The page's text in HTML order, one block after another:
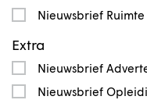
Nieuwsbrief
Extra
Nieuwsbrief
Nieuwsbrief